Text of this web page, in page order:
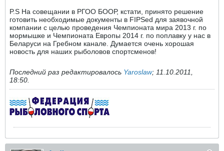
P.S На совещании в РГОО БООР, кстати, принято решение
готовить необходимые документы в FIPSed для заявочной
компании c целью проведения Чемпионата мира 2013 г. по
мормышке и Чемпионата Европы 2014 г. по поплавку у нас в
Беларуси на Гребном канале. Думается очень хорошая
новость для наших рыболовов спортсменов!
Последний раз редактировалось Yaroslaw; 11.10.2011,
18:50